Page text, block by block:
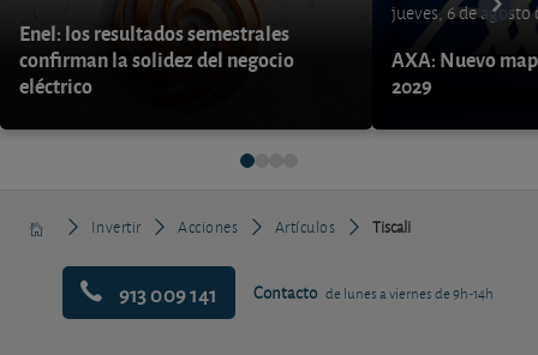
Enel: los resultados semestrales
confirman la solidez del negocio
eléctrico
jueves, 6 de agosto
AXA: Nuevo
2029
Invertir Acciones Artículos Tiscali
913 009 141 Contacto de lunes a viernes de 9h-14h